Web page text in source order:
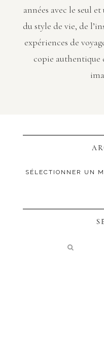
années avec le seul
du style de vie, de
expériences de
copie authentique